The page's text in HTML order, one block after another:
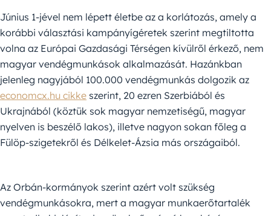
Június 1-jével nem lépett életbe az a korlátozás, amely a
korábbi választási kampányígéretek szerint megtiltotta
volna az Európai Gazdasági Térségen kívülről érkező, nem
magyar vendégmunkások alkalmazását. Hazánkban
jelenleg nagyjából 100.000 vendégmunkás dolgozik az
economcx.hu cikke szerint, 20 ezren Szerbiából és
Ukrajnából (köztük sok magyar nemzetiségű, magyar
nyelven is beszélő lakos), illetve nagyon sokan főleg a
Fülöp-szigetekről és Délkelet-Ázsia más országaiból.
Az Orbán-kormányok szerint azért volt szükség
vendégmunkásokra, mert a magyar munkaerőtartalék